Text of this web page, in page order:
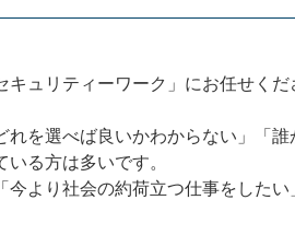
キュリティーワーク」にお任せく
れを選べば良いかわからない」「
る方は多いです。
今より社会の約荷立つ仕事をした